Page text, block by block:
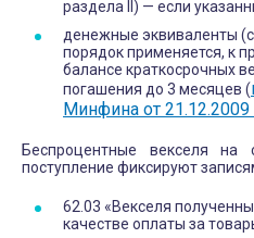
раздела II) — если
денежные эквиваленты
порядок применяется, к
балансе краткосрочных
погашения до 3 месяцев (
Минфина от
Беспроцентные векселя
поступление фиксируют
62.03 «Векселя
качестве оплаты за